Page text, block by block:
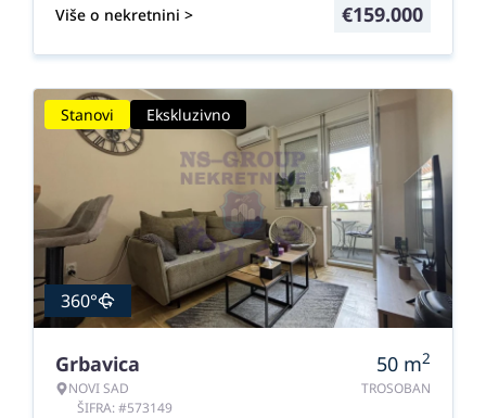
Više o nekretnini > €159.000
Stanovi Ekskluzivno
360°
Grbavica
NOVI SAD
ŠIFRA: #573149
50 m2
TROSOBAN